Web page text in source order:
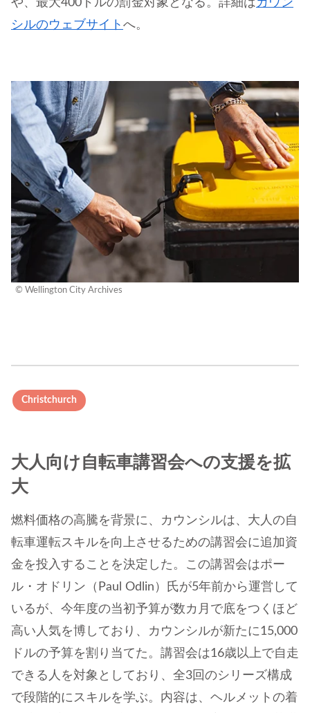
や、最大400ドルの罰金対象となる。詳細はカウン
シルのウェブサイト へ。
© Wellington City Archives
Christchurch
大人向け自転車講習会への支援を拡
大
燃料価格の高騰を背景に、カウンシルは、大人の自
転車運転スキルを向上させるための講習会に追加資
金を投入することを決定した。この講習会はポー
ル・オドリン（Paul Odlin）氏が5年前から運営して
いるが、今年度の当初予算が数カ月で底をつくほど
高い人気を博しており、カウンシルが新たに15,000
ドルの予算を割り当てた。講習会は16歳以上で自走
できる人を対象としており、全3回のシリーズ構成
で段階的にスキルを学ぶ。内容は、ヘルメットの着